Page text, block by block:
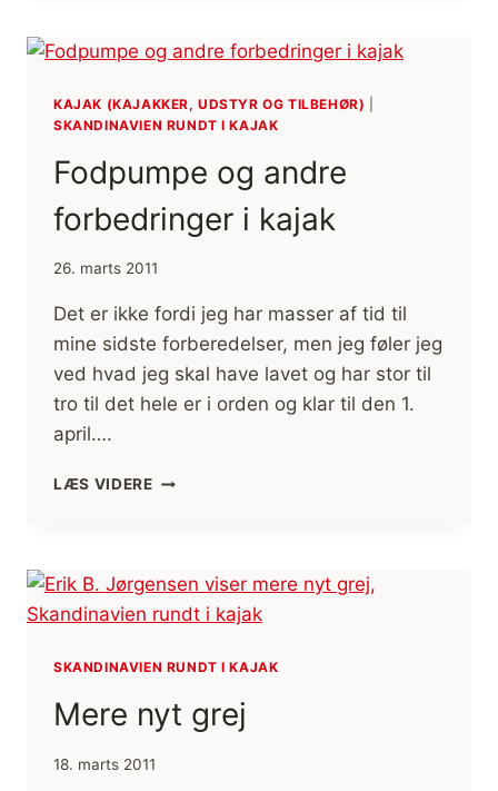
HELSPORT
KAJAK (KAJAKKER, UDSTYR OG TILBEHØR)
SKANDINAVIEN RUNDT I KAJAK
Fodpumpe og andre
forbedringer i kajak
26. marts 2011
Det er ikke fordi jeg har masser af tid til
mine sidste forberedelser, men jeg føler jeg
ved hvad jeg skal have lavet og har stor til
tro til det hele er i orden og klar til den 1.
april….
LÆS VIDEREFODPUMPE
KAJAK
SKANDINAVIEN RUNDT I KAJAK
Mere nyt grej
18. marts 2011